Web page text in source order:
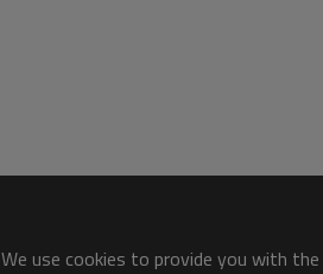
We use cookies to provide you with